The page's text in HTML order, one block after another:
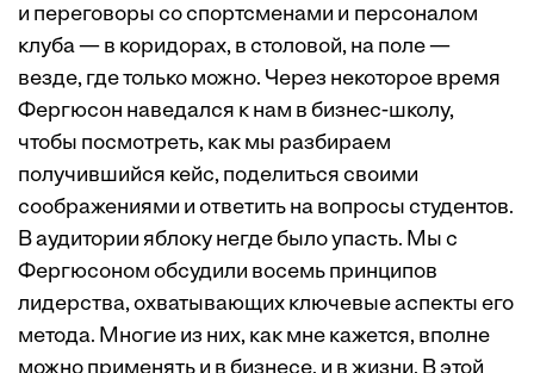
и переговоры со спортсменами и персоналом
клуба — в коридорах, в столовой, на поле —
везде, где только можно. Через некоторое время
Фергюсон наведался к нам в бизнес-школу,
чтобы посмотреть, как мы разбираем
получившийся кейс, поделиться своими
соображениями и ответить на вопросы студентов.
В аудитории яблоку негде было упасть. Мы с
Фергюсоном обсудили восемь принципов
лидерства, охватывающих ключевые аспекты его
метода. Многие из них, как мне кажется, вполне